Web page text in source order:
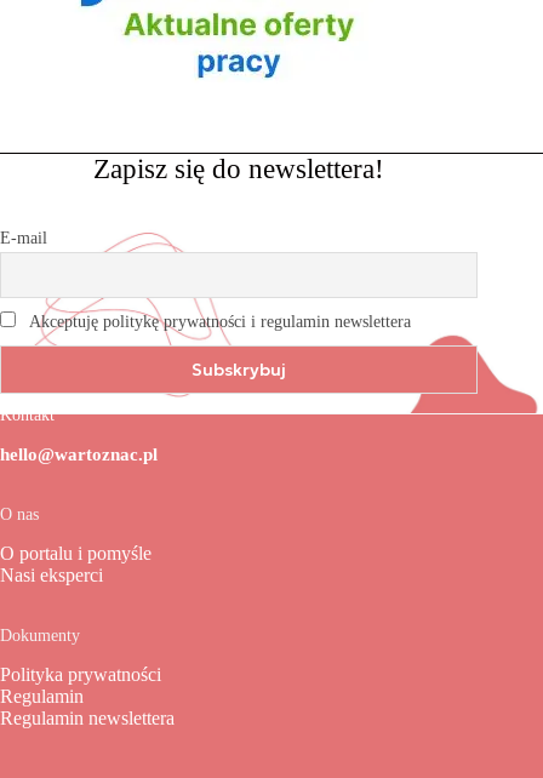
Zapisz się do newslettera!
E-mail
Akceptuję politykę prywatności i regulamin newslettera
Kontakt
hello@wartoznac.pl
O nas
O portalu i pomyśle
Nasi eksperci
Dokumenty
Polityka prywatności
Regulamin
Regulamin newslettera